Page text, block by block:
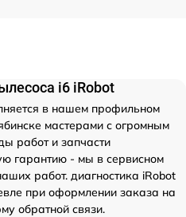
i6 iRobot
в нашем профильном
мастерами с огромным
работ и запчасти
гарантию - мы в сервисном
работ. диагностика iRobot
при оформлении заказа на
обратной связи.